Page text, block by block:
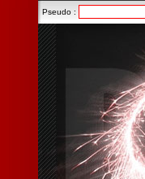
Pseudo :